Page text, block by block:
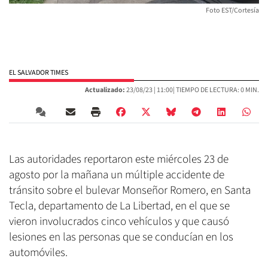
Foto EST/Cortesía
EL SALVADOR TIMES
Actualizado:23/08/23 | 11:00| TIEMPO DE LECTURA: 0 MIN.
Las autoridades reportaron este miércoles 23 de
agosto por la mañana un múltiple accidente de
tránsito sobre el bulevar Monseñor Romero, en Santa
Tecla, departamento de La Libertad, en el que se
vieron involucrados cinco vehículos y que causó
lesiones en las personas que se conducían en los
automóviles.